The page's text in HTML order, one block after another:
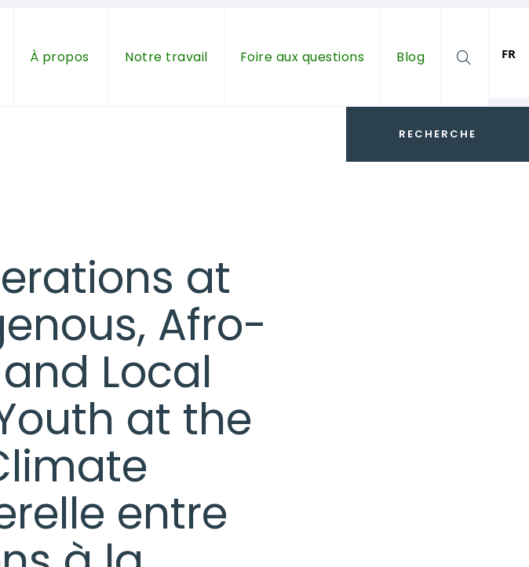
À propos Notre travail Foire aux questions Blog  FR
at
Afro-
Local
at the
entre